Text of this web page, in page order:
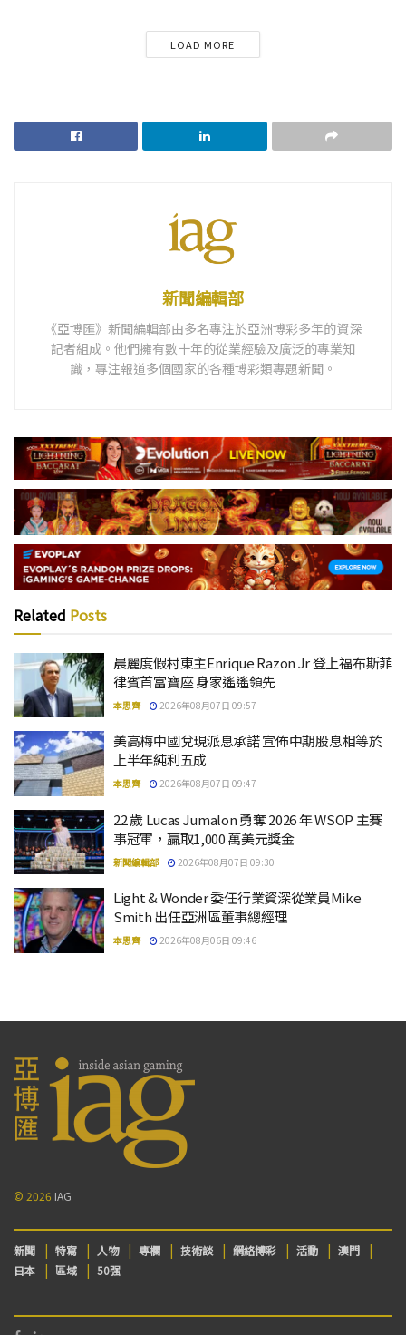
LOAD MORE
新聞編輯部
《亞博匯》新聞編輯部由多名專注於亞洲博彩多年的資深
記者組成。他們擁有數十年的從業經驗及廣泛的專業知
識，專注報道多個國家的各種博彩類專題新聞。
Related Posts
晨麗度假村東主Enrique Razon Jr 登上福布斯菲
律賓首富寶座 身家遙遙領先
本思齊 2026年08月07日 09:57
美高梅中國兌現派息承諾 宣佈中期股息相等於
上半年純利五成
本思齊 2026年08月07日 09:47
22 歲 Lucas Jumalon 勇奪 2026 年 WSOP 主賽
事冠軍，贏取1,000 萬美元獎金
新聞編輯部 2026年08月07日 09:30
Light & Wonder 委任行業資深從業員Mike
Smith 出任亞洲區董事總經理
本思齊 2026年08月06日 09:46
© 2026 IAG
新聞 特寫 人物 專欄 技術談 網絡博彩 活動
澳門
日本
區域 50强